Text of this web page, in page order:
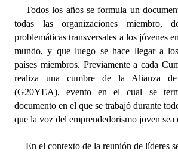
Actas de Audiencias Públicas
NORMATIVA
Comunicaciones
Declaraciones
Resoluciones
Resoluciones de Presidencia
Todos los años se formula un
todas las organizaciones miembro,
problemáticas transversales a los jóvenes
mundo, y que luego se hace llegar a
países miembros. Previamente a cada
realiza una cumbre de la Alianza de
(G20YEA), evento en el cual se
documento en el que se trabajó durante
que la voz del emprendedorismo joven sea
En el contexto de la reunión de líderes